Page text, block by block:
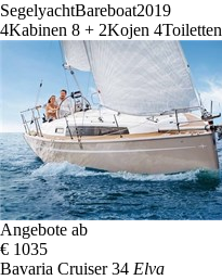
SegelyachtBareboat2019
4Kabinen 8 + 2Kojen 4Toiletten
Angebote ab
€ 1035
Bavaria Cruiser 34 Elva